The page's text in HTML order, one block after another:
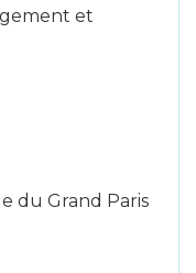
et
du Grand Paris